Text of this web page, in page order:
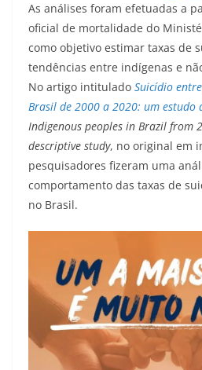
As análises foram efetuadas a
oficial de mortalidade do
como objetivo estimar taxas de
tendências entre indígenas e
No artigo intitulado Suicídio
Brasil de 2000 a 2020: um estudo
Indigenous peoples in Brazil from
descriptive study, no original em
pesquisadores fizeram uma
comportamento das taxas de
no Brasil.